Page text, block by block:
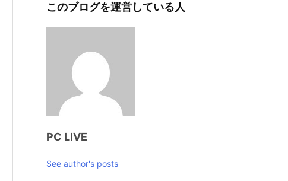
このブログを運営している人
PC LIVE
See author's posts